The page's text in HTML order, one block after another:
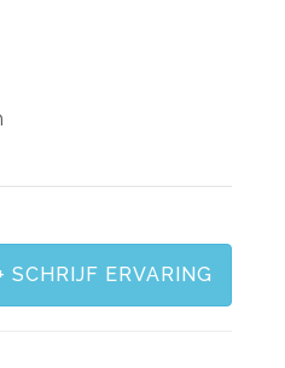
SCHRIJF ERVARING